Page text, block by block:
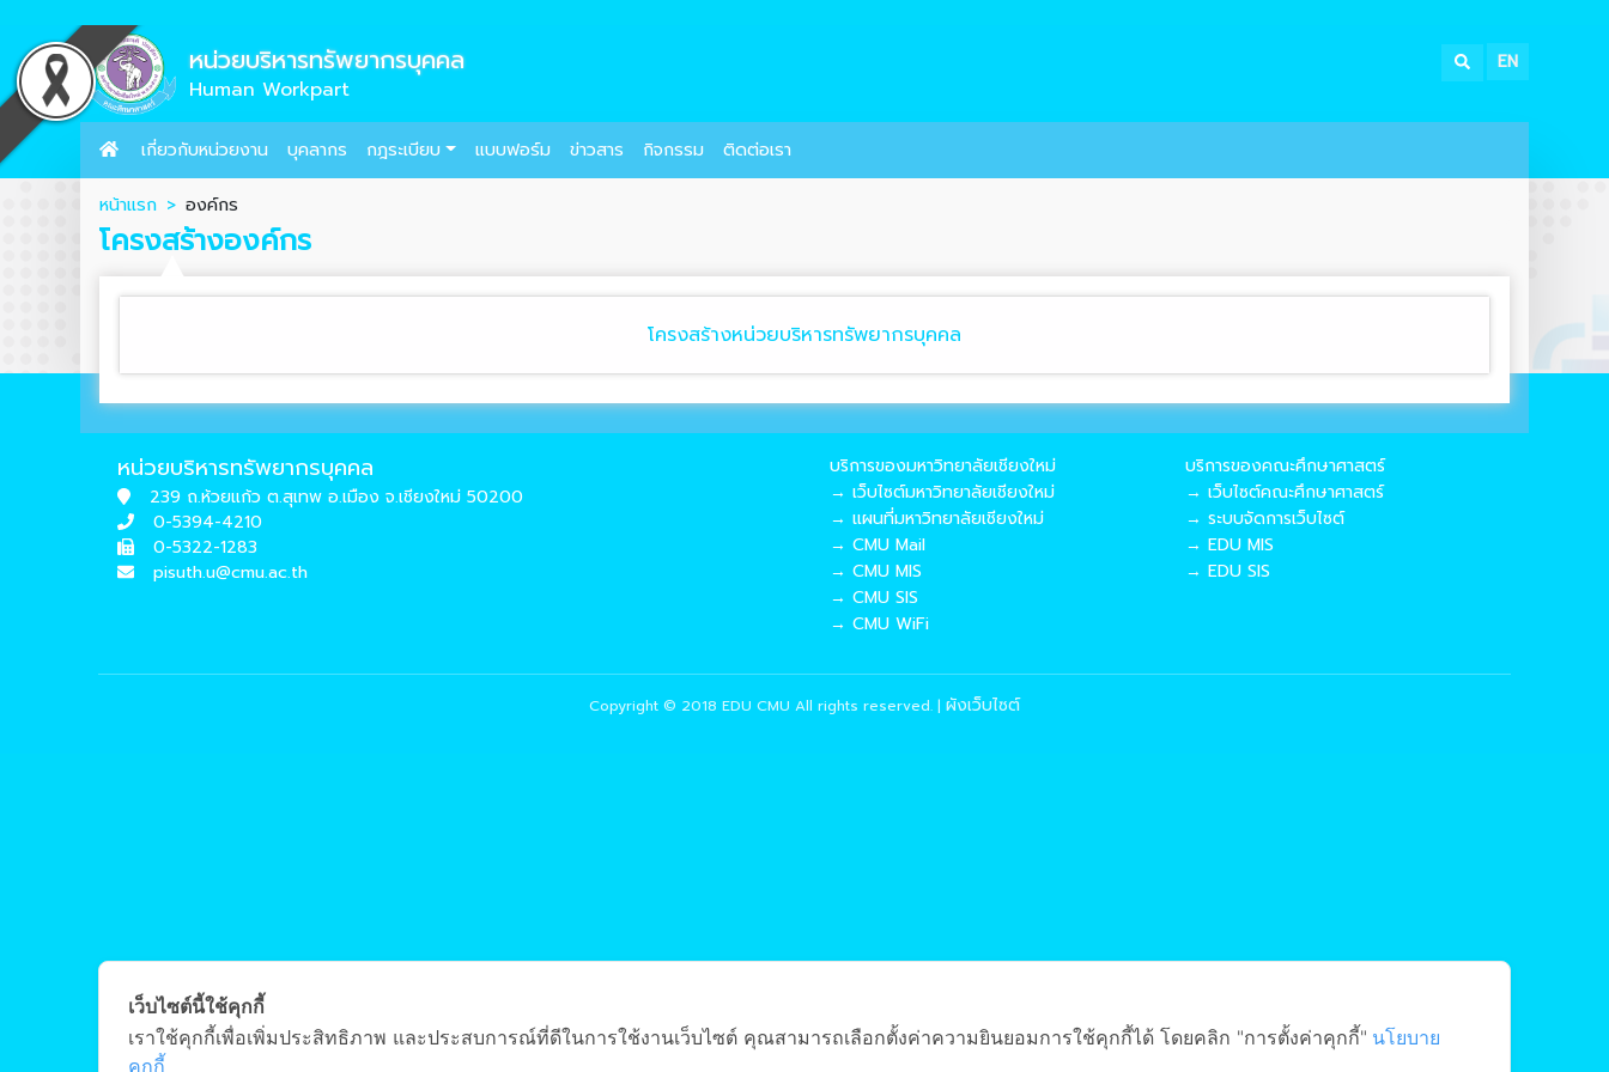
หน่วยบริหารทรัพยากรบุคคล
Human Workpart
EN
เกี่ยวกับหน่วยงาน บุคลากร กฎระเบียบ แบบฟอร์ม ข่าวสาร กิจกรรม ติดต่อเรา
หน้าแรก องค์กร
โครงสร้างองค์กร
โครงสร้างหน่วยบริหารทรัพยากรบุคคล
หน่วยบริหารทรัพยากรบุคคล
239 ถ.ห้วยแก้ว ต.สุเทพ อ.เมือง จ.เชียงใหม่ 50200
0-5394-4210
0-5322-1283
pisuth.u@cmu.ac.th
บริการของมหาวิทยาลัยเชียงใหม่
→ เว็บไซต์มหาวิทยาลัยเชียงใหม่
→ แผนที่มหาวิทยาลัยเชียงใหม่
→ CMU Mail
→ CMU MIS
→ CMU SIS
→ CMU WiFi
บริการของคณะศึกษาศาสตร์
→ เว็บไซต์คณะศึกษาศาสตร์
→ ระบบจัดการเว็บไซต์
→ EDU MIS
→ EDU SIS
Copyright © 2018 EDU CMU All rights reserved. | ผังเว็บไซต์
เว็บไซต์นี้ใช้คุกกี้
เราใช้คุกกี้เพื่อเพิ่มประสิทธิภาพ และประสบการณ์ที่ดีในการใช้งานเว็บไซต์ คุณสามารถเลือกตั้งค่าความยินยอมการใช้คุกกี้ได้ โดยคลิก "การตั้งค่าคุกกี้" นโยบาย
คุกกี้